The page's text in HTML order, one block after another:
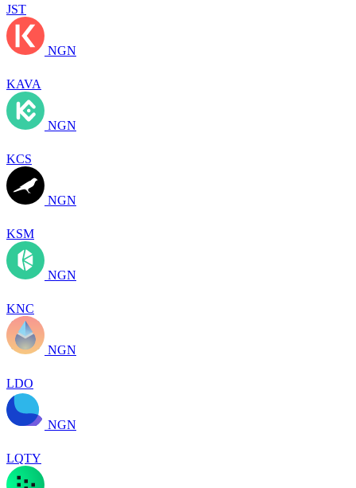
JST
NGN
KAVA
NGN
KCS
NGN
KSM
NGN
KNC
NGN
LDO
NGN
LQTY